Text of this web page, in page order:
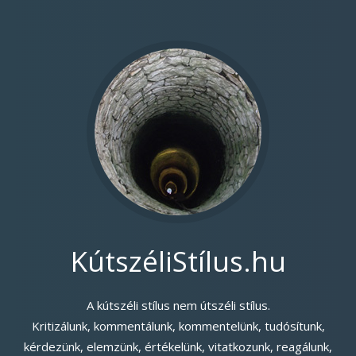
KútszéliStílus.hu
A kútszéli stílus nem útszéli stílus.
Kritizálunk, kommentálunk, kommentelünk, tudósítunk,
kérdezünk, elemzünk, értékelünk, vitatkozunk, reagálunk,